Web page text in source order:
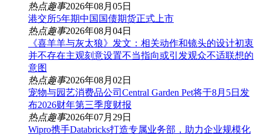
热点趣事2026年08月05日
港交所5年期中国国债期货正式上市
热点趣事2026年08月04日
《喜羊羊与灰太狼》发文：相关动作和镜头的设计初衷
并不存在主观刻意设置不当指向或引发观众不适联想的
意图
热点趣事2026年08月02日
宠物与园艺消费品公司Central Garden Pet将于8月5日发
布2026财年第三季度财报
热点趣事2026年07月29日
Wipro携手Databricks打造专属业务部，助力企业规模化